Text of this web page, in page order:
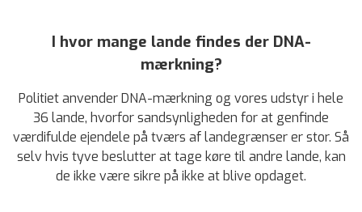
I hvor mange lande findes der DNA-
mærkning?
Politiet anvender DNA-mærkning og vores udstyr i hele
36 lande, hvorfor sandsynligheden for at genfinde
værdifulde ejendele på tværs af landegrænser er stor. Så
selv hvis tyve beslutter at tage køre til andre lande, kan
de ikke være sikre på ikke at blive opdaget.